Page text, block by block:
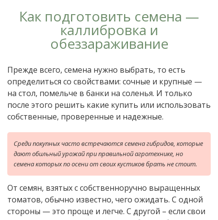
Как подготовить семена —
каллибровка и
обеззараживание
Прежде всего, семена нужно выбрать, то есть
определиться со свойствами: сочные и крупные —
на стол, помельче в банки на соленья. И только
после этого решить какие купить или использовать
собственные, проверенные и надежные.
Среди покупных часто встречаются семена гибридов, которые
дают обильный урожай при правильной агротехнике, но
семена которых по осени от своих кустиков брать не стоит.
От семян, взятых с собственноручно выращенных
томатов, обычно известно, чего ожидать. С одной
стороны — это проще и легче. С другой – если свои